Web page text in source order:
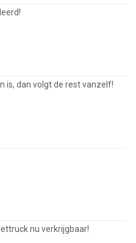
is, dan volgt de rest vanzelf!
nu verkrijgbaar!